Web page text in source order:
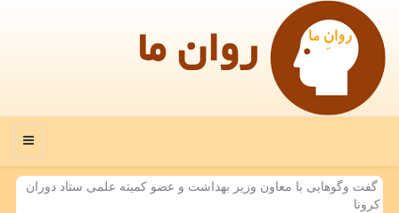
روان ما
منو
گفت وگوهایی با معاون وزیر بهداشت و عضو كمیته علمی ستاد دوران
كرونا